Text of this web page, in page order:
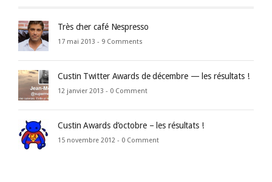
Très cher café Nespresso
17 mai 2013 - 9 Comments
Custin Twitter Awards de décembre — les résultats !
12 janvier 2013 - 0 Comment
Custin Awards d’octobre – les résultats !
15 novembre 2012 - 0 Comment